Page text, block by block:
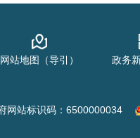
北
古
政府直
政府
网站地图（导引） 政务
网站标识码：6500000034